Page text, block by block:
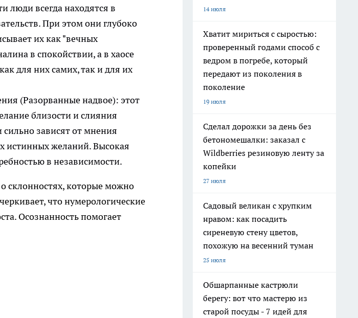
люди всегда находятся в
При этом они глубоко
их как "вечных
в спокойствии, а в хаосе
для них самих, так и для их
(Разорванные надвое): этот
близости и слияния
зависят от мнения
истинных желаний. Высокая
в независимости.
склонностях, которые можно
что нумерологические
Осознанность помогает
14 июля
Хватит мириться с сыростью:
проверенный годами способ с
ведром в погребе, который
передают из поколения в
поколение
19 июля
Сделал дорожки за день без
бетономешалки: заказал с
Wildberries резиновую ленту за
копейки
27 июля
Садовый великан с хрупким
нравом: как посадить
сиреневую стену цветов,
похожую на весенний туман
25 июля
Обшарпанные кастрюли
берегу: вот что мастерю из
старой посуды - 7 идей для